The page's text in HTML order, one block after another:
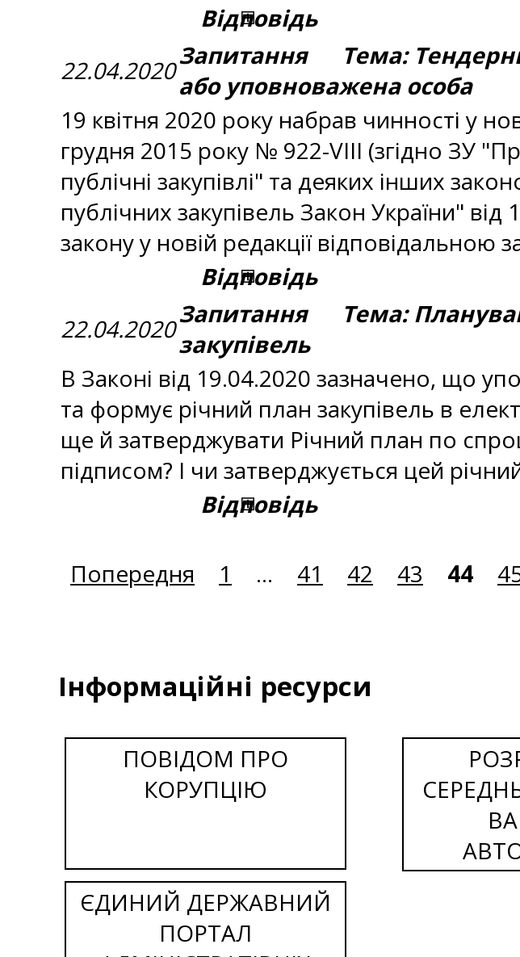
Відповідь
22.04.2020Запитання Тема:
або уповноважена особа
19 квітня 2020 року набрав чинності у
грудня 2015 року № 922-VIII (згідно ЗУ
публічні закупівлі" та деяких інших
публічних закупівель Закон України"
закону у новій редакції відповідальною
Відповідь
22.04.2020Запитання Тема:
закупівель
В Законі від 19.04.2020 зазначено, що
та формує річний план закупівель в
ще й затверджувати Річний план по
підписом? І чи затверджується цей
Відповідь
Попередня 1 ... 41 42 43 44
Інформаційні ресурси
ПОВІДОМ ПРО
КОРУПЦІЮ
ЄДИНИЙ ДЕРЖАВНИЙ
ПОРТАЛ